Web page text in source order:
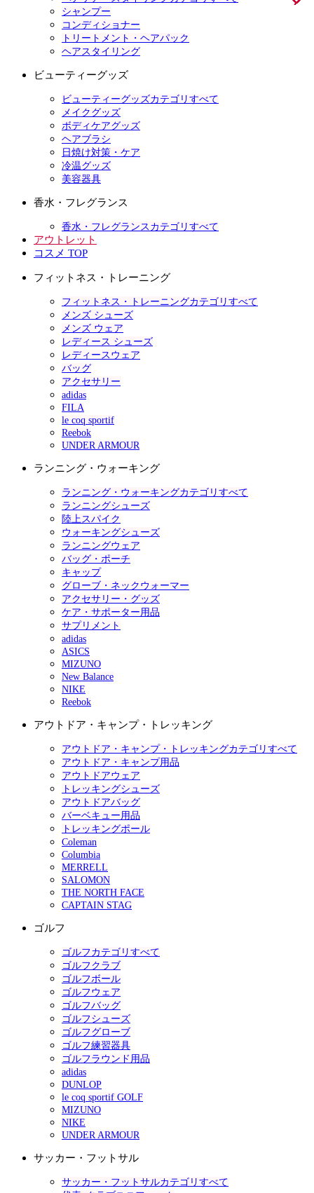
シャンプー
コンディショナー
トリートメント・ヘアパック
ヘアスタイリング
ビューティーグッズ
ビューティーグッズカテゴリすべて
メイクグッズ
ボディケアグッズ
ヘアブラシ
日焼け対策・ケア
冷温グッズ
美容器具
香水・フレグランス
香水・フレグランスカテゴリすべて
アウトレット
コスメ TOP
フィットネス・トレーニング
フィットネス・トレーニングカテゴリすべて
メンズ シューズ
メンズ ウェア
レディース シューズ
レディースウェア
バッグ
アクセサリー
adidas
FILA
le coq sportif
Reebok
UNDER ARMOUR
ランニング・ウォーキング
ランニング・ウォーキングカテゴリすべて
ランニングシューズ
陸上スパイク
ウォーキングシューズ
ランニングウェア
バッグ・ポーチ
キャップ
グローブ・ネックウォーマー
アクセサリー・グッズ
ケア・サポーター用品
サプリメント
adidas
ASICS
MIZUNO
New Balance
NIKE
Reebok
アウトドア・キャンプ・トレッキング
アウトドア・キャンプ・トレッキングカテゴリすべて
アウトドア・キャンプ用品
アウトドアウェア
トレッキングシューズ
アウトドアバッグ
バーベキュー用品
トレッキングポール
Coleman
Columbia
MERRELL
SALOMON
THE NORTH FACE
CAPTAIN STAG
ゴルフ
ゴルフカテゴリすべて
ゴルフクラブ
ゴルフボール
ゴルフウェア
ゴルフバッグ
ゴルフシューズ
ゴルフグローブ
ゴルフ練習器具
ゴルフラウンド用品
adidas
DUNLOP
le coq sportif GOLF
MIZUNO
NIKE
UNDER ARMOUR
サッカー・フットサル
サッカー・フットサルカテゴリすべて